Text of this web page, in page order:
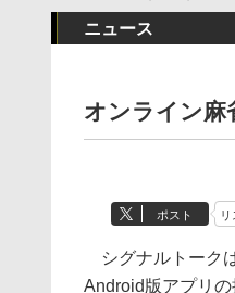
ニュース
オンライン
ポスト リ
シグナルトーク
Android版アプリ